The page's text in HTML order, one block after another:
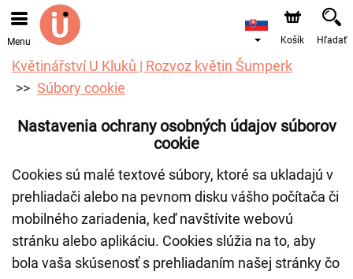
Objednávky prijímame prostredníctvom nášho e-shopu.
Najskorší možný termín doručenia je od 10.8.2026 z
Menu Košík Hľadať
Květinářství U Kluků | Rozvoz květin Šumperk
Súbory cookie
Nastavenia ochrany osobných údajov súborov
cookie
Cookies sú malé textové súbory, ktoré sa ukladajú v
prehliadači alebo na pevnom disku vášho počítača či
mobilného zariadenia, keď navštívite webovú
stránku alebo aplikáciu. Cookies slúžia na to, aby
bola vaša skúsenosť s prehliadaním našej stránky čo